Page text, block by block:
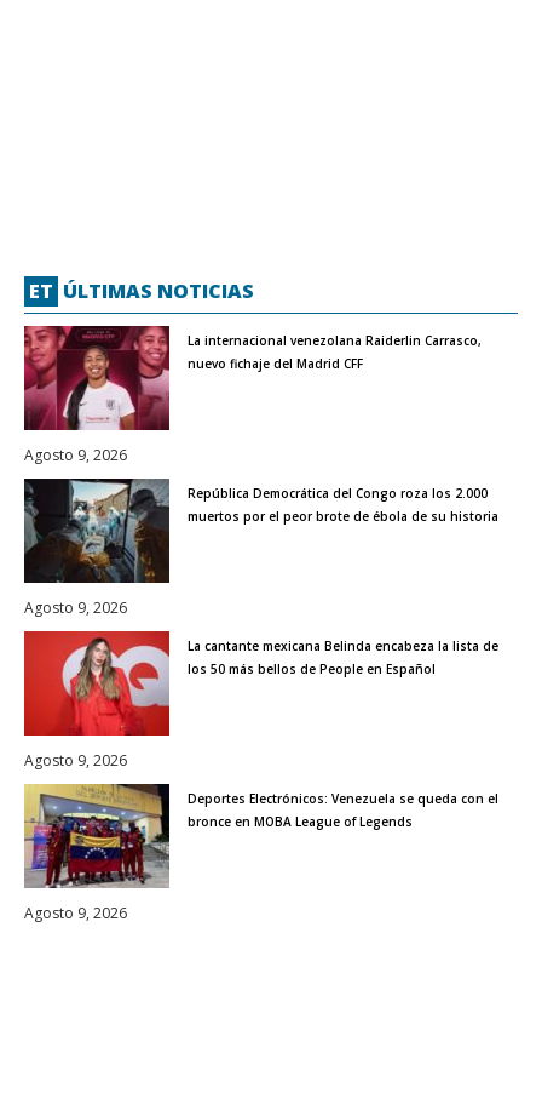
ET ÚLTIMAS NOTICIAS
La internacional venezolana Raiderlin Carrasco,
nuevo fichaje del Madrid CFF
Agosto 9, 2026
República Democrática del Congo roza los 2.000
muertos por el peor brote de ébola de su historia
Agosto 9, 2026
La cantante mexicana Belinda encabeza la lista de
los 50 más bellos de People en Español
Agosto 9, 2026
Deportes Electrónicos: Venezuela se queda con el
bronce en MOBA League of Legends
Agosto 9, 2026